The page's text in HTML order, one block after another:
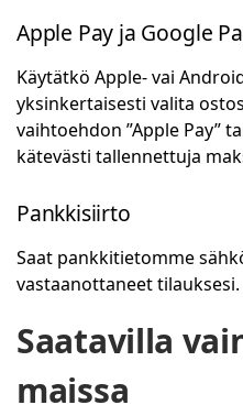
Apple Pay ja Google
Käytätkö Apple- vai
yksinkertaisesti valita
vaihtoehdon ”Apple Pay”
kätevästi tallennettuja
Pankkisiirto
Saat pankkitietomme
vastaanottaneet tilauksesi.
Saatavilla
maissa